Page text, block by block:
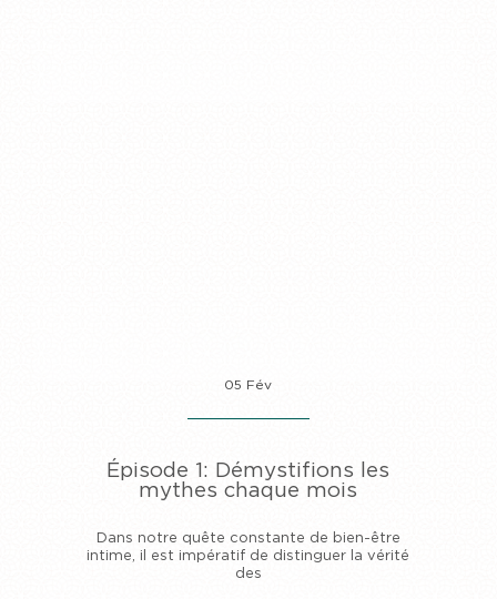
05 Fév
Épisode 1: Démystifions les
mythes chaque mois
Dans notre quête constante de bien-être
intime, il est impératif de distinguer la vérité
des